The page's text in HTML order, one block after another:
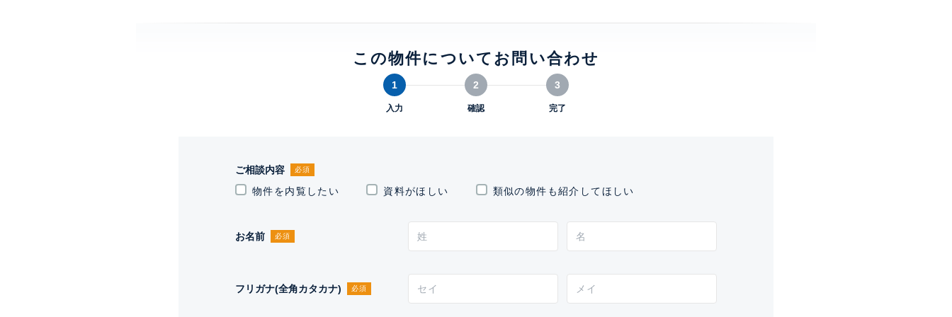
この物件についてお問い合わせ
1
入力
2
確認
3
完了
ご相談内容 必須
物件を内覧したい 資料がほしい 類似の物件も紹介してほしい
お名前 必須
フリガナ(全角カタカナ) 必須